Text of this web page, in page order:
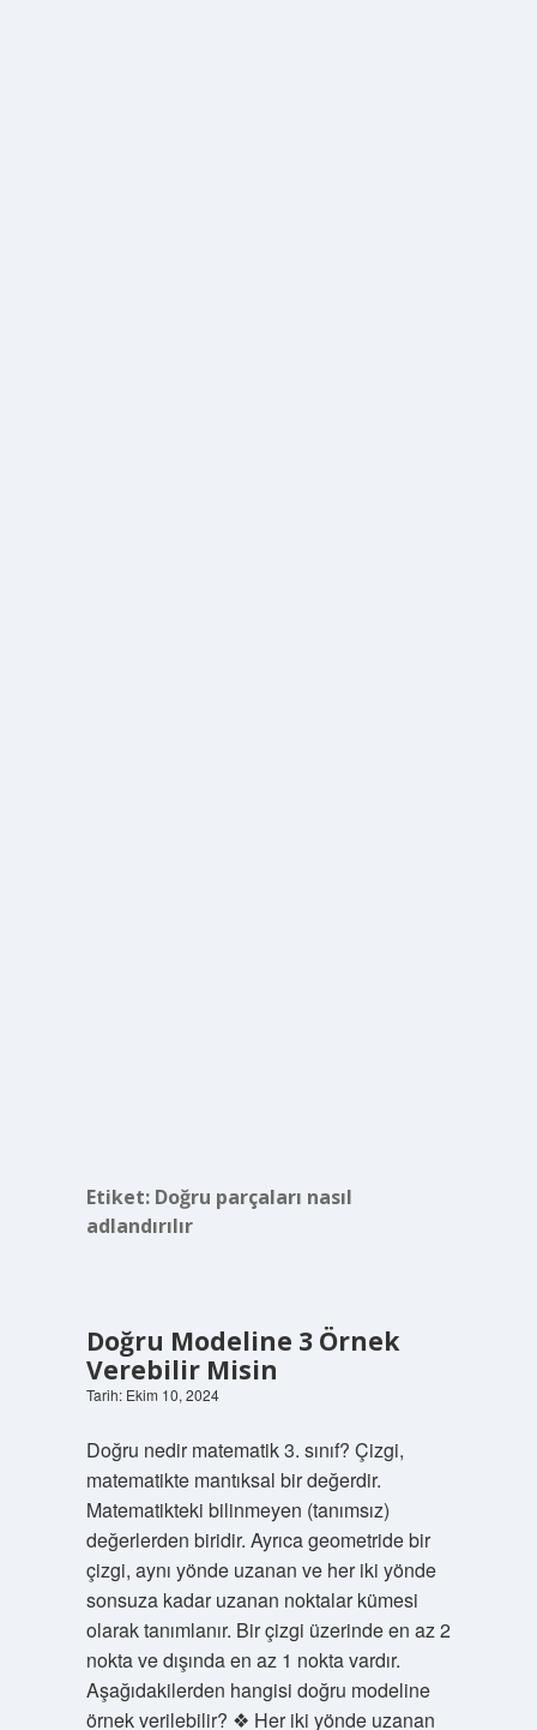
Etiket: Doğru parçaları nasıl
adlandırılır
Doğru Modeline 3 Örnek
Verebilir Misin
Tarih: Ekim 10, 2024
Doğru nedir matematik 3. sınıf? Çizgi,
matematikte mantıksal bir değerdir.
Matematikteki bilinmeyen (tanımsız)
değerlerden biridir. Ayrıca geometride bir
çizgi, aynı yönde uzanan ve her iki yönde
sonsuza kadar uzanan noktalar kümesi
olarak tanımlanır. Bir çizgi üzerinde en az 2
nokta ve dışında en az 1 nokta vardır.
Aşağıdakilerden hangisi doğru modeline
örnek verilebilir? ❖ Her iki yönde uzanan